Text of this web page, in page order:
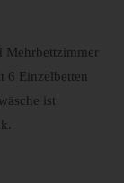
Mehrbettzimmer
6 Einzelbetten
ist